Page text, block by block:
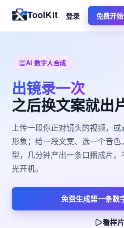
ToolKit 登录 免费开始
AI 数字人合成
出镜录一次
之后换文案就出
上传一段你正对镜头的视频，
形象；给一段文案、选一个音
型，几分钟产出一条口播成片
光开机。
免费生成第一条数
看样片